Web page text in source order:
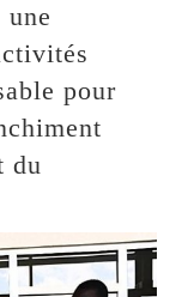
pour
du